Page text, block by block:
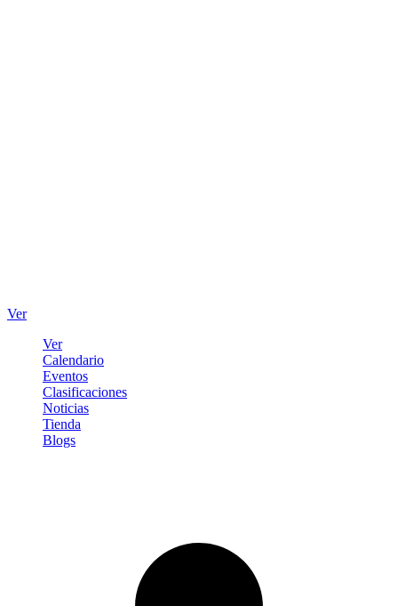
Ver
Ver
Calendario
Eventos
Clasificaciones
Noticias
Tienda
Blogs